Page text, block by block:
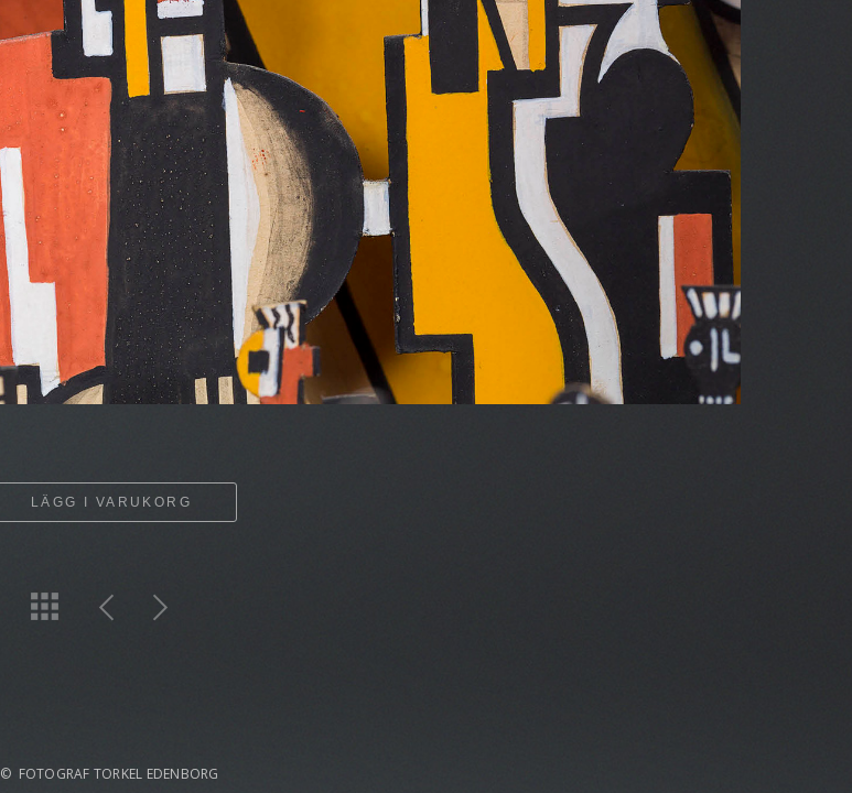
LÄGG I VARUKORG
© FOTOGRAF TORKEL EDENBORG